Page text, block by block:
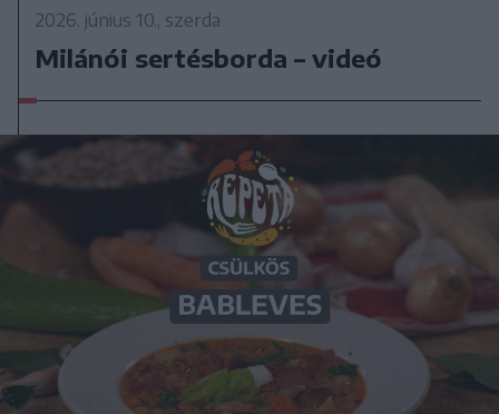
2026. június 10., szerda
Milánói sertésborda – videó